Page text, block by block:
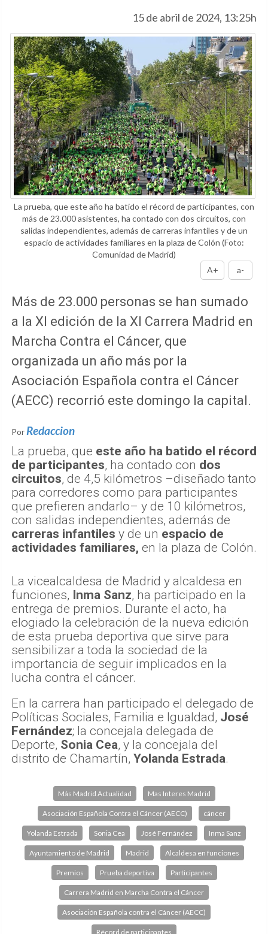
15 de abril de 2024, 13:25h
La prueba, que este año ha batido el récord de participantes, con
más de 23.000 asistentes, ha contado con dos circuitos, con
salidas independientes, además de carreras infantiles y de un
espacio de actividades familiares en la plaza de Colón (Foto:
Comunidad de Madrid)
A+
a-
Más de 23.000 personas se han sumado
a la XI edición de la XI Carrera Madrid en
Marcha Contra el Cáncer, que
organizada un año más por la
Asociación Española contra el Cáncer
(AECC) recorrió este domingo la capital.
Por Redaccion
La prueba, que este año ha batido el récord
de participantes, ha contado con dos
circuitos, de 4,5 kilómetros –diseñado tanto
para corredores como para participantes
que prefieren andarlo– y de 10 kilómetros,
con salidas independientes, además de
carreras infantiles y de un espacio de
actividades familiares, en la plaza de Colón.
La vicealcaldesa de Madrid y alcaldesa en
funciones, Inma Sanz, ha participado en la
entrega de premios. Durante el acto, ha
elogiado la celebración de la nueva edición
de esta prueba deportiva que sirve para
sensibilizar a toda la sociedad de la
importancia de seguir implicados en la
lucha contra el cáncer.
En la carrera han participado el delegado de
Políticas Sociales, Familia e Igualdad, José
Fernández; la concejala delegada de
Deporte, Sonia Cea, y la concejala del
distrito de Chamartín, Yolanda Estrada.
Más Madrid Actualidad Mas Interes Madrid
Asociación Española Contra el Cáncer (AECC) cáncer
Yolanda Estrada Sonia Cea José Fernández Inma Sanz
Ayuntamiento de Madrid Madrid Alcaldesa en funciones
Premios Prueba deportiva Participantes
Carrera Madrid en Marcha Contra el Cáncer
Asociación Española contra el Cáncer (AECC)
Récord de participantes